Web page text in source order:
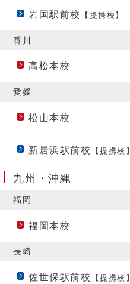
岩国駅前校 【提携校】
香川
高松本校
愛媛
松山本校
新居浜駅前校 【提携校】
九州・沖縄
福岡
福岡本校
長崎
佐世保駅前校 【提携校】